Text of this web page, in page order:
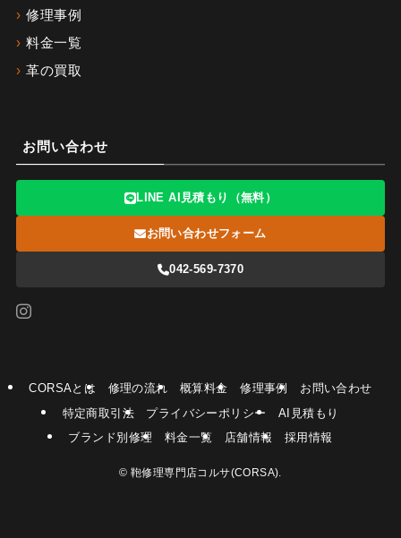
修理事例
料金一覧
革の買取
お問い合わせ
LINE AI見積もり（無料）
お問い合わせフォーム
042-569-7370
CORSAとは 修理の流れ 概算料金 修理事例
お問い合わせ
特定商取引法
プライバシーポリシー
AI見積もり
ブランド別修理
料金一覧 店舗情報 採用情報
© 鞄修理専門店コルサ(CORSA).